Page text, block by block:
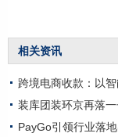
相关资讯
跨境电商收款：以
装库团装环京再落
PayGo引领行业落